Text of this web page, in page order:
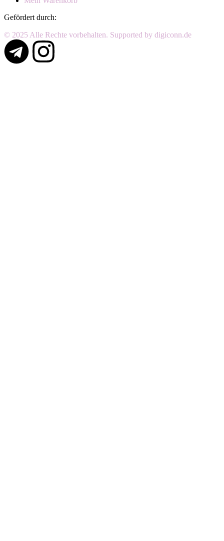
Gefördert durch:
© 2025 Alle Rechte vorbehalten. Supported by digiconn.de